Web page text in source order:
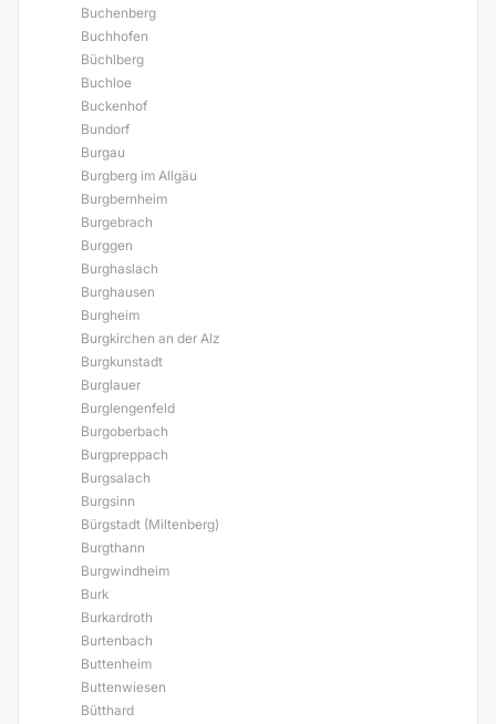
Buchenberg
Buchhofen
Büchlberg
Buchloe
Buckenhof
Bundorf
Burgau
Burgberg im Allgäu
Burgbernheim
Burgebrach
Burggen
Burghaslach
Burghausen
Burgheim
Burgkirchen an der Alz
Burgkunstadt
Burglauer
Burglengenfeld
Burgoberbach
Burgpreppach
Burgsalach
Burgsinn
Bürgstadt (Miltenberg)
Burgthann
Burgwindheim
Burk
Burkardroth
Burtenbach
Buttenheim
Buttenwiesen
Bütthard